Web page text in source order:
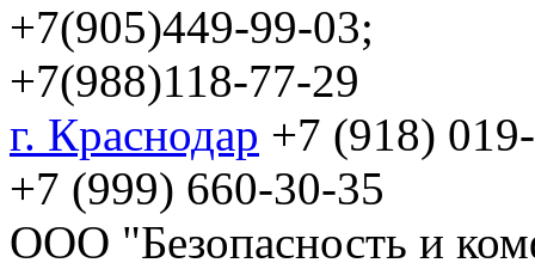
+7(905)449-99-03;
+7(988)118-77-29
г. Краснодар +7 (918)
+7 (999) 660-30-35
ООО "Безопасность и